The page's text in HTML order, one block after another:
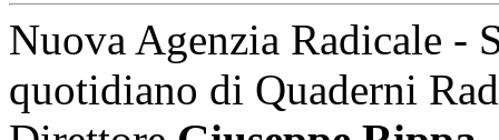
Nuova Agenzia Radicale -
quotidiano di Quaderni